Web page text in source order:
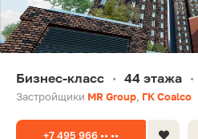
Бизнес-класс • 44 этажа •
Застройщики MR Group, ГК Coalco
+7 495 966 •• ••